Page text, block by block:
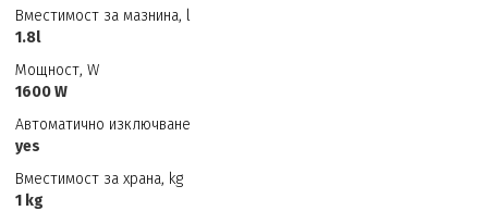
Вместимост за мазнина, l
1.8l
Мощност, W
1600 W
Автоматично изключване
yes
Вместимост за храна, kg
1 kg